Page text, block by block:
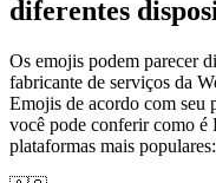
diferentes
Os emojis podem parecer
fabricante de serviços da
Emojis de acordo com seu
você pode conferir como
plataformas mais populares: